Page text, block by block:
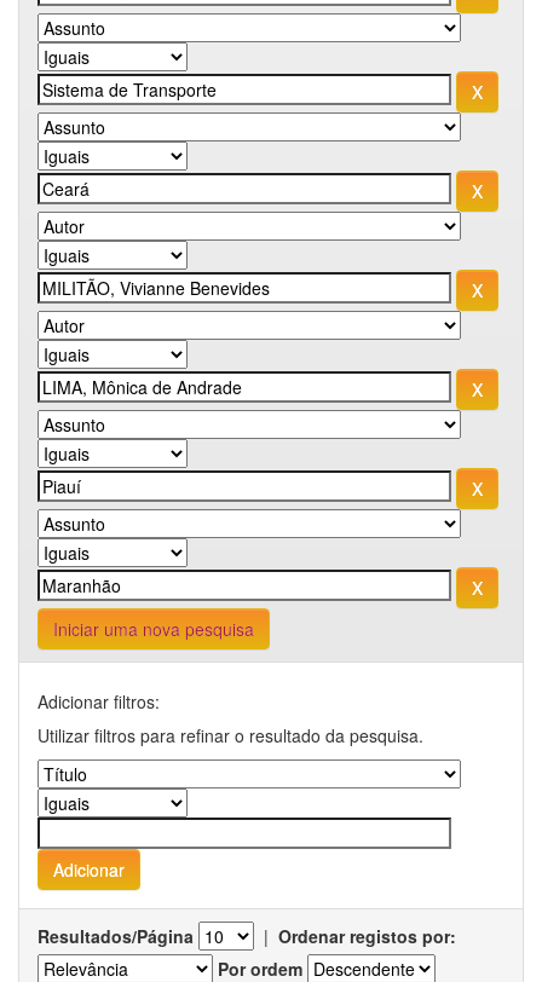
Iniciar uma nova pesquisa
Adicionar filtros:
Utilizar filtros para refinar o resultado da pesquisa.
Resultados/Página | Ordenar registos por:
Por ordem